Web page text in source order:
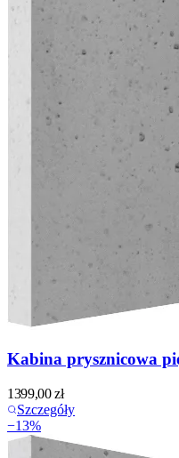
Kabina prysznicowa
1399,00zł
Szczegóły
−13%